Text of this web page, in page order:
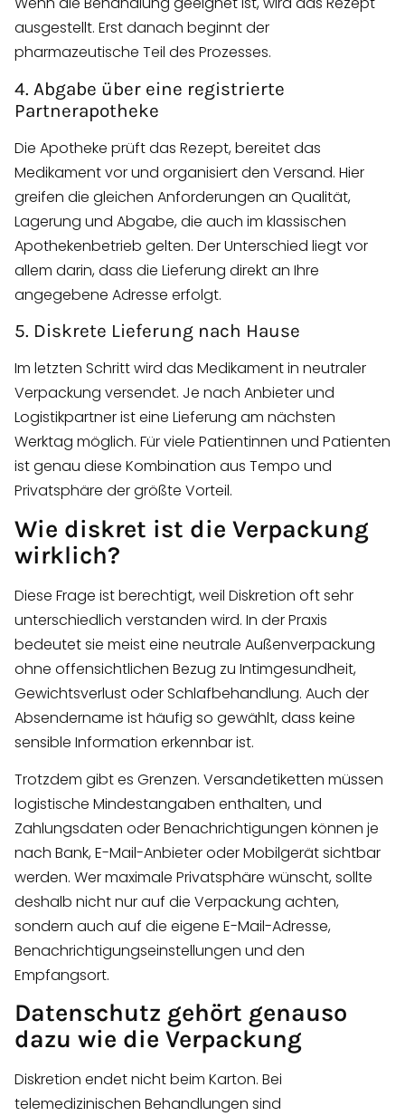
ausgestellt. Erst danach beginnt der
pharmazeutische Teil des Prozesses.
4. Abgabe über eine registrierte
Partnerapotheke
Die Apotheke prüft das Rezept, bereitet das
Medikament vor und organisiert den Versand. Hier
greifen die gleichen Anforderungen an Qualität,
Lagerung und Abgabe, die auch im klassischen
Apothekenbetrieb gelten. Der Unterschied liegt vor
allem darin, dass die Lieferung direkt an Ihre
angegebene Adresse erfolgt.
5. Diskrete Lieferung nach Hause
Im letzten Schritt wird das Medikament in neutraler
Verpackung versendet. Je nach Anbieter und
Logistikpartner ist eine Lieferung am nächsten
Werktag möglich. Für viele Patientinnen und Patienten
ist genau diese Kombination aus Tempo und
Privatsphäre der größte Vorteil.
Wie diskret ist die Verpackung
wirklich?
Diese Frage ist berechtigt, weil Diskretion oft sehr
unterschiedlich verstanden wird. In der Praxis
bedeutet sie meist eine neutrale Außenverpackung
ohne offensichtlichen Bezug zu Intimgesundheit,
Gewichtsverlust oder Schlafbehandlung. Auch der
Absendername ist häufig so gewählt, dass keine
sensible Information erkennbar ist.
Trotzdem gibt es Grenzen. Versandetiketten müssen
logistische Mindestangaben enthalten, und
Zahlungsdaten oder Benachrichtigungen können je
nach Bank, E-Mail-Anbieter oder Mobilgerät sichtbar
werden. Wer maximale Privatsphäre wünscht, sollte
deshalb nicht nur auf die Verpackung achten,
sondern auch auf die eigene E-Mail-Adresse,
Benachrichtigungseinstellungen und den
Empfangsort.
Datenschutz gehört genauso
dazu wie die Verpackung
Diskretion endet nicht beim Karton. Bei
telemedizinischen Behandlungen sind